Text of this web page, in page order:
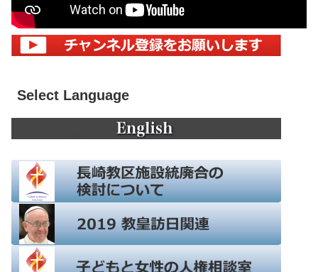
Select Language